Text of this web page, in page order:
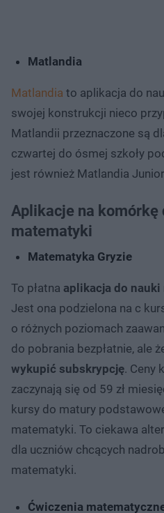
Matlandia
Matlandia to aplikacja do
swojej konstrukcji nieco
Matlandii przeznaczone są
czwartej do ósmej szkoły
jest również Matlandia
Aplikacje na komórkę
matematyki
Matematyka Gryzie
To płatna aplikacja do
Jest ona podzielona na c
o różnych poziomach
do pobrania bezpłatnie, ale
wykupić subskrypcję. Ceny
zaczynają się od 59 zł
kursy do matury
matematyki. To ciekawa
dla uczniów chcących
matematyki.
Ćwiczenia